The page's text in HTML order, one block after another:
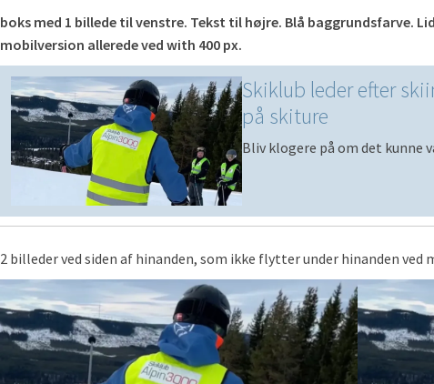
boks med 1 billede til venstre. Tekst til højre. Blå baggrundsfarve.
mobilversion allerede ved with 400 px.
Skiklub leder efter
på skiture
Bliv klogere på om det kunne
2 billeder ved siden af hinanden, som ikke flytter under hinanden ved